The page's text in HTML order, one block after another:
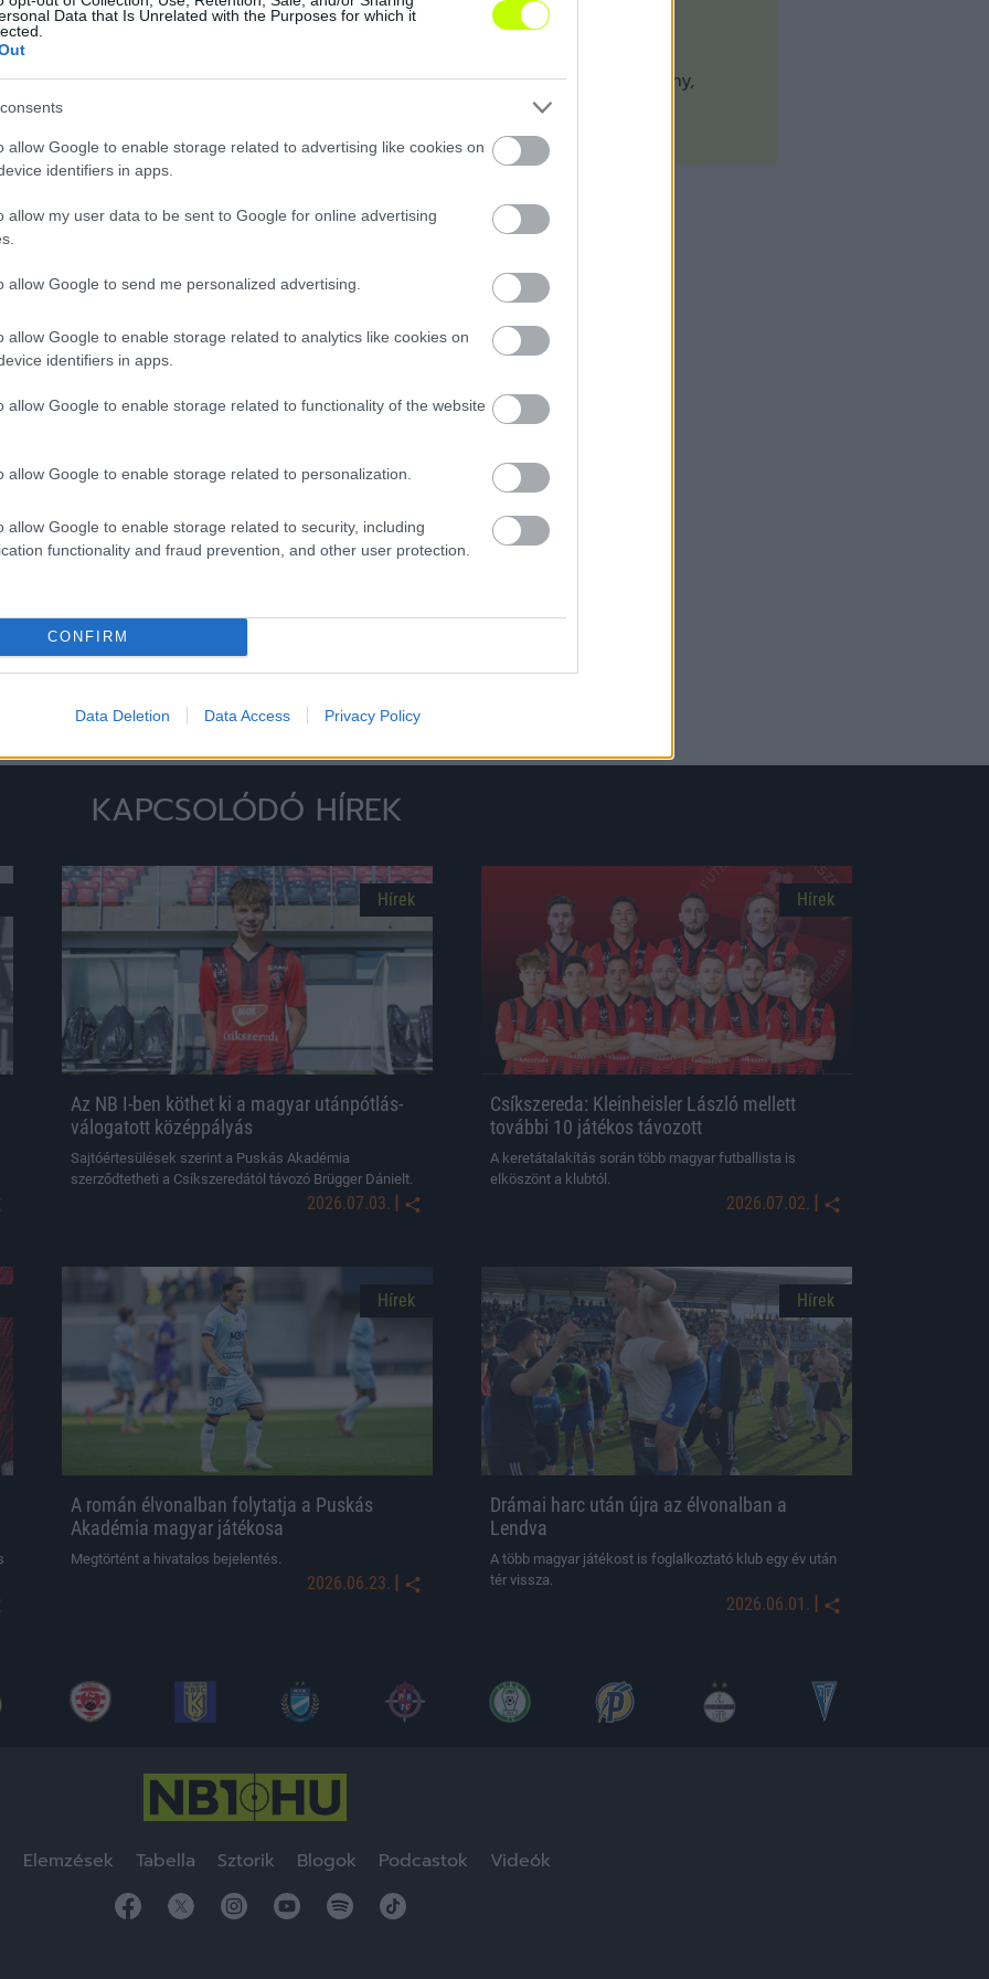
Data that Is Unrelated with the Purposes for which it
allow Google to enable storage related to advertising like cookies on
identifiers in apps.
allow my user data to be sent to Google for online advertising
allow Google to send me personalized advertising.
allow Google to enable storage related to analytics like cookies on
identifiers in apps.
allow Google to enable storage related to functionality of the website
allow Google to enable storage related to personalization.
allow Google to enable storage related to security, including
functionality and fraud prevention, and other user protection.
CONFIRM
Data Deletion Data Access Privacy Policy
6-1
Hegedűs, Palmes – Gál-Andrezly, Végh, Bödő, Ferenczi – Anderson, Dolny,
Unmute Loaded:
Megosztás:
KAPCSOLÓDÓ HÍREK
Hírek
Az NB I-ben köthet ki a magyar utánpótlás-
válogatott középpályás
Sajtóértesülések szerint a Puskás Akadémia
szerződtetheti a Csíkszeredától távozó Brügger Dánielt.
2026.07.03. |
Hírek
Csíkszereda: Kleinheisler László mellett
további 10 játékos távozott
A keretátalakítás során több magyar futballista is
elköszönt a klubtól.
2026.07.02. |
Hírek
A román élvonalban folytatja a Puskás
Akadémia magyar játékosa
Megtörtént a hivatalos bejelentés.
2026.06.23. |
Hírek
Drámai harc után újra az élvonalban a
Lendva
A több magyar játékost is foglalkoztató klub egy év után
tér vissza.
2026.06.01. |
Elemzések Tabella Sztorik Blogok Podcastok Videók